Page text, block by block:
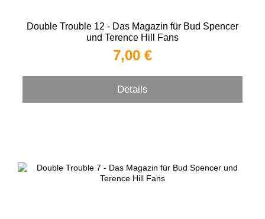
Double Trouble 12 - Das Magazin für Bud Spencer
und Terence Hill Fans
7,00 €
Details